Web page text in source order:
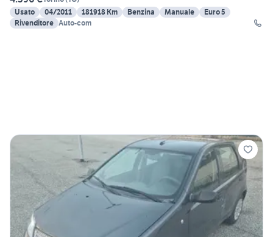
Usato
04/2011 181918 Km Benzina Manuale
Euro 5
Rivenditore Auto-com